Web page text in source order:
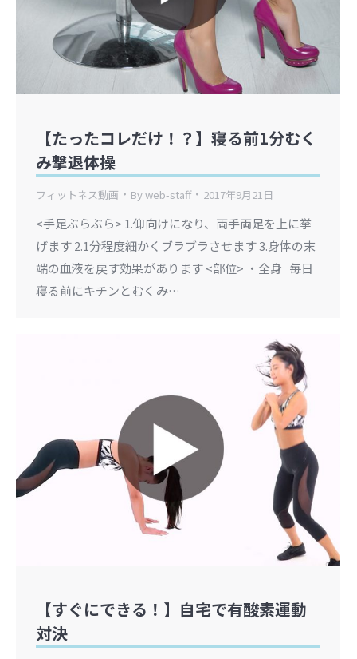
【たったコレだけ！？】寝る前1分むく
み撃退体操
フィットネス動画 Byweb-staff 2017年9月21日
<手足ぶらぶら> 1.仰向けになり、両手両足を上に挙
げます 2.1分程度細かくブラブラさせます 3.身体の末
端の血液を戻す効果があります <部位> ・全身 毎日
寝る前にキチンとむくみ…
【すぐにできる！】自宅で有酸素運動
対決